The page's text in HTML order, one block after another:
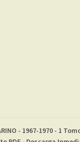
- 1967-1970 - 1